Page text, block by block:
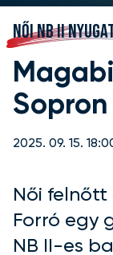
NŐI NB II
2025. 09. 15.
Női
Forró egy
NB II-es